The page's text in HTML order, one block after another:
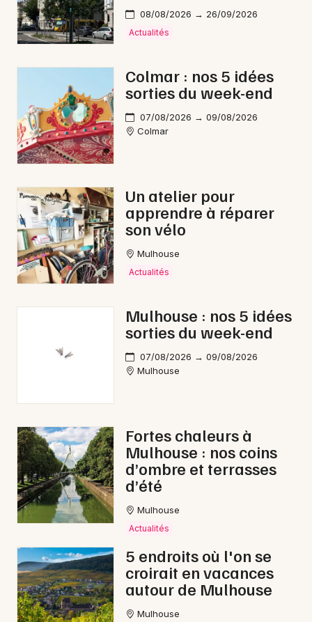
08/08/2026 → 26/09/2026
Actualités
Colmar : nos 5 idées
sorties du week-end
07/08/2026 → 09/08/2026
Colmar
Un atelier pour
apprendre à réparer
son vélo
Mulhouse
Actualités
Mulhouse : nos 5 idées
sorties du week-end
07/08/2026 → 09/08/2026
Mulhouse
Fortes chaleurs à
Mulhouse : nos coins
d’ombre et terrasses
d’été
Mulhouse
Actualités
5 endroits où l'on se
croirait en vacances
autour de Mulhouse
Mulhouse